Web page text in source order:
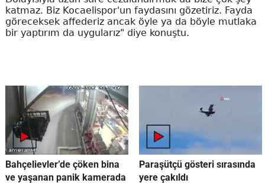
katmaz. Biz Kocaelispor'un faydasını gözetiriz. Fayda
göreceksek affederiz ancak öyle ya da böyle mutlaka
bir yaptırım da uygularız" diye konuştu.
Bahçelievler’de çöken bina
ve yaşanan panik kamerada
Paraşütçü gösteri sırasında
yere çakıldı